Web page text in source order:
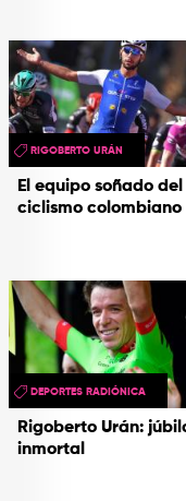
El equipo soñado del
ciclismo colombiano
RIGOBERTO URÁN
Rigoberto Urán:
inmortal
DEPORTES RADIÓNICA